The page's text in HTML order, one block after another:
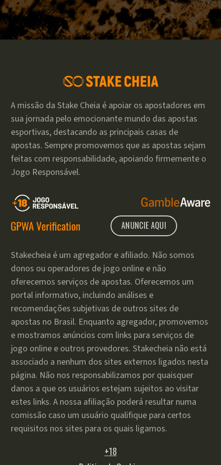
A missão da Stake Cheia é apoiar os apostadores em
sua jornada pelo emocionante mundo das apostas
esportivas, destacando as principais casas de
apostas. Sempre promovemos que as apostas sejam
feitas com responsabilidade, apoiando firmemente o
Jogo Responsável.
ANUNCIE AQUI
Stakecheia é um agregador e afiliado. Não somos
donos ou operadores de jogo online e não
oferecemos serviços de apostas. Oferecemos um
portal informativo, incluindo análises e
recomendações subjetivas de outros sites de
apostas no Brasil. Enquanto agregador, promovemos
e mostramos anúncios com links para serviços de
jogo online e outros provedores. Stakecheia não está
associado a nenhum dos sites externos ligados nesta
página. Não nos responsabilizamos por quaisquer
danos a que os usuários estejam sujeitos ao visitar
estes links. A nossa afiliação poderá resultar numa
comissão caso um usuário qualifique para certos
requisitos nos sites para os quais ligamos.
+18